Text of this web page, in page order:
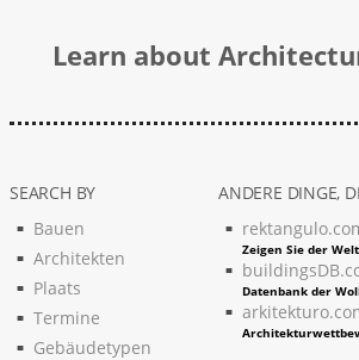
Learn about
SEARCH BY
Bauen
Architekten
Plaats
Termine
Gebäudetypen
ANDERE DINGE,
Zeigen Sie der
Datenbank der